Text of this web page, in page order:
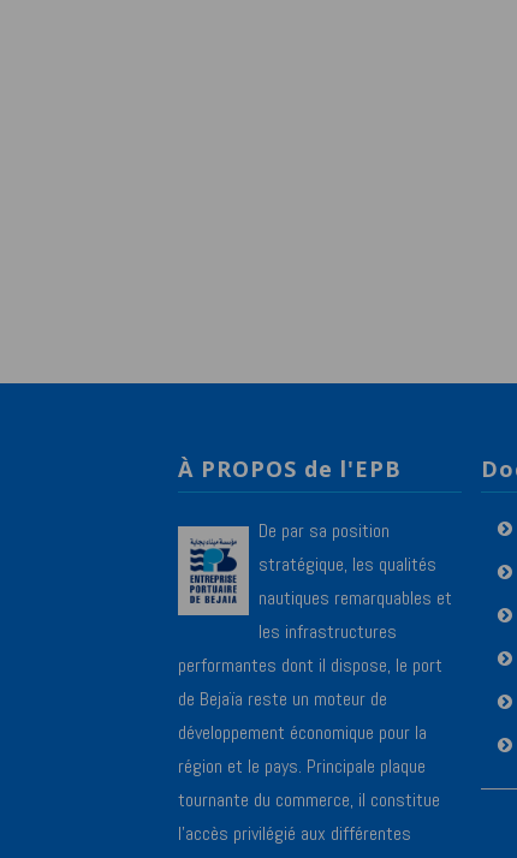
À PROPOS de l'EPB
De par sa position
stratégique, les qualités
nautiques remarquables et
les infrastructures
performantes dont il dispose, le port
de Bejaïa reste un moteur de
développement économique pour la
région et le pays. Principale plaque
tournante du commerce, il constitue
l’accès privilégié aux différentes